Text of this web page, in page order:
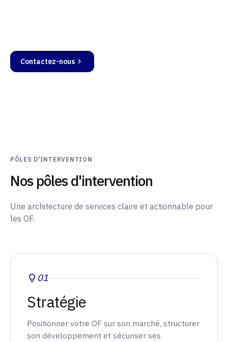
Contactez-nous
PÔLES D'INTERVENTION
Nos pôles d'intervention
Une architecture de services claire et actionnable pour
les OF.
01
Stratégie
Positionner votre OF sur son marché, structurer
son développement et sécuriser ses